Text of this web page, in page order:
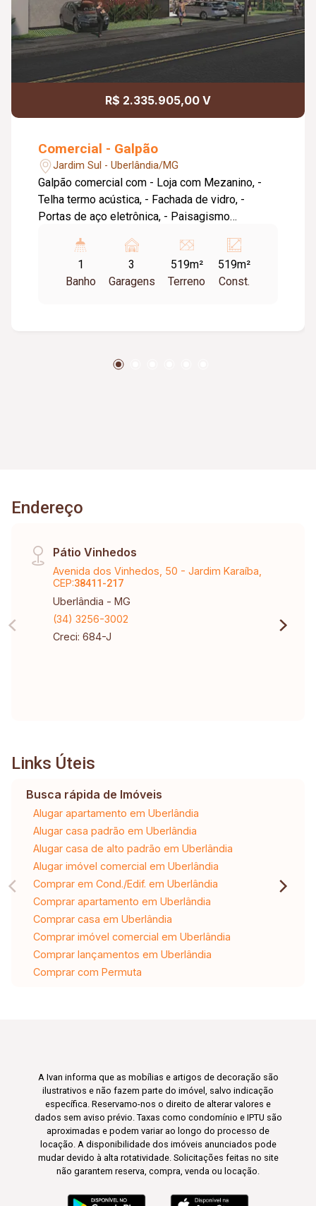
R$ 2.335.905,00 V
Comercial - Galpão
Jardim Sul - Uberlândia/MG
Galpão comercial com - Loja com Mezanino, -
Telha termo acústica, - Fachada de vidro, -
Portas de aço eletrônica, - Paisagismo
Piso concreto usinado, - Pé-direito de 6m².
1
Banho
3
Garagens
519m²
Terreno
519m²
Const.
Endereço
Pátio Vinhedos
Avenida dos Vinhedos, 50 - Jardim Karaíba,
CEP:38411-217
Uberlândia - MG
(34) 3256-3002
Creci: 684-J
Links Úteis
Busca rápida de Imóveis
Alugar apartamento em Uberlândia
Alugar casa padrão em Uberlândia
Alugar casa de alto padrão em Uberlândia
Alugar imóvel comercial em Uberlândia
Comprar em Cond./Edif. em Uberlândia
Comprar apartamento em Uberlândia
Comprar casa em Uberlândia
Comprar imóvel comercial em Uberlândia
Comprar lançamentos em Uberlândia
Comprar com Permuta
A Ivan informa que as mobílias e artigos de decoração são
ilustrativos e não fazem parte do imóvel, salvo indicação
específica. Reservamo-nos o direito de alterar valores e
dados sem aviso prévio. Taxas como condomínio e IPTU são
aproximadas e podem variar ao longo do processo de
locação. A disponibilidade dos imóveis anunciados pode
mudar devido à alta rotatividade. Solicitações feitas no site
não garantem reserva, compra, venda ou locação.